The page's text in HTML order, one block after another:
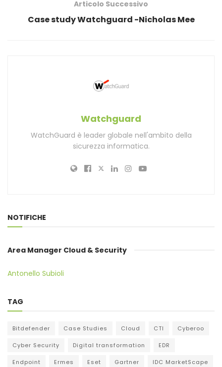
Articolo Successivo
Case study Watchguard -Nicholas Mee
Watchguard
WatchGuard è leader globale nell'ambito della
sicurezza informatica.
NOTIFICHE
Area Manager Cloud & Security
Antonello Subioli
TAG
Bitdefender Case Studies Cloud CTI Cyberoo
Cyber Security Digital transformation EDR
Endpoint Ermes Eset Gartner IDC MarketScape